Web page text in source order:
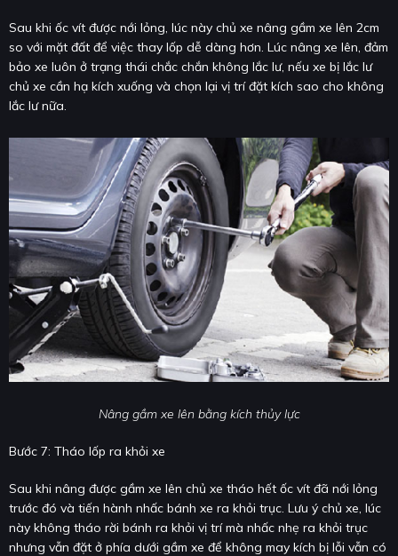
Sau khi ốc vít được nới lỏng, lúc này chủ xe nâng gầm xe lên 2cm
so với mặt đất để việc thay lốp dễ dàng hơn. Lúc nâng xe lên, đảm
bảo xe luôn ở trạng thái chắc chắn không lắc lư, nếu xe bị lắc lư
chủ xe cần hạ kích xuống và chọn lại vị trí đặt kích sao cho không
lắc lư nữa.
Nâng gầm xe lên bằng kích thủy lực
Bước 7: Tháo lốp ra khỏi xe
Sau khi nâng được gầm xe lên chủ xe tháo hết ốc vít đã nới lỏng
trước đó và tiến hành nhấc bánh xe ra khỏi trục. Lưu ý chủ xe, lúc
này không tháo rời bánh ra khỏi vị trí mà nhấc nhẹ ra khỏi trục
nhưng vẫn đặt ở phía dưới gầm xe để không may kích bị lỗi vẫn có